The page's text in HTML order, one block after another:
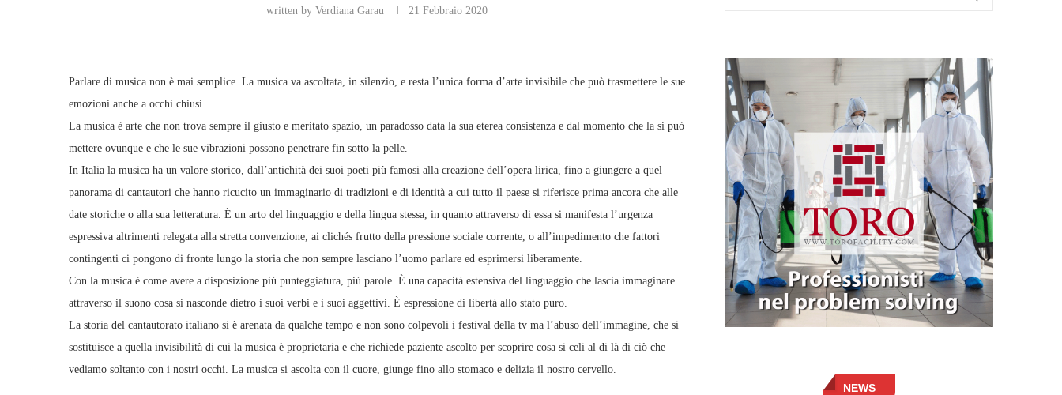
written by Verdiana Garau 21 Febbraio 2020
Parlare di musica non è mai semplice. La musica va ascoltata, in silenzio, e resta l’unica forma d’arte invisibile che può trasmettere le sue
emozioni anche a occhi chiusi.
La musica è arte che non trova sempre il giusto e meritato spazio, un paradosso data la sua eterea consistenza e dal momento che la si può
mettere ovunque e che le sue vibrazioni possono penetrare fin sotto la pelle.
In Italia la musica ha un valore storico, dall’antichità dei suoi poeti più famosi alla creazione dell’opera lirica, fino a giungere a quel
panorama di cantautori che hanno ricucito un immaginario di tradizioni e di identità a cui tutto il paese si riferisce prima ancora che alle
date storiche o alla sua letteratura. È un arto del linguaggio e della lingua stessa, in quanto attraverso di essa si manifesta l’urgenza
espressiva altrimenti relegata alla stretta convenzione, ai clichés frutto della pressione sociale corrente, o all’impedimento che fattori
contingenti ci pongono di fronte lungo la storia che non sempre lasciano l’uomo parlare ed esprimersi liberamente.
Con la musica è come avere a disposizione più punteggiatura, più parole. È una capacità estensiva del linguaggio che lascia immaginare
attraverso il suono cosa si nasconde dietro i suoi verbi e i suoi aggettivi. È espressione di libertà allo stato puro.
La storia del cantautorato italiano si è arenata da qualche tempo e non sono colpevoli i festival della tv ma l’abuso dell’immagine, che si
sostituisce a quella invisibilità di cui la musica è proprietaria e che richiede paziente ascolto per scoprire cosa si celi al di là di ciò che
vediamo soltanto con i nostri occhi. La musica si ascolta con il cuore, giunge fino allo stomaco e delizia il nostro cervello.
NEWS